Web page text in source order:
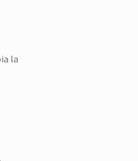
la